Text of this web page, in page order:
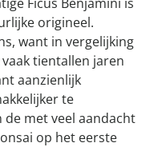
origineel.
want in vergelijking
tientallen jaren
aanzienlijk
te
met veel aandacht
op het eerste